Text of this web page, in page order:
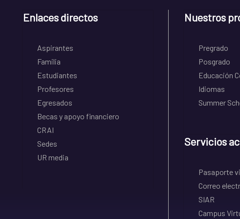
Enlaces directos
Aspirantes
Familia
Estudiantes
Profesores
Egresados
Becas y apoyo financiero
CRAI
Sedes
UR media
Nuestros
Pregrado
Posgrado
Educación
Idiomas
Summer
Servicios
Pasaporte
Correo
SIAR
Campus